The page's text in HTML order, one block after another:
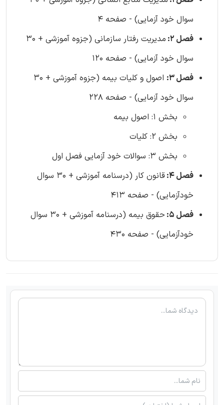
سوال خود آزمایی) - صفحه 4
فصل 2:
مدیریت رفتار سازمانی (جزوه آموزشی + 30
سوال خود آزمایی) - صفحه 120
فصل 3:
اصول و کلیات بیمه (جزوه آموزشی + 30
سوال خود آزمایی) - صفحه 228
بخش 1: اصول بیمه
بخش 2: کلیات
بخش 3: سوالات خود آزمایی فصل اول
فصل 4:
قانون کار (درسنامه آموزشی + 30 سوال
خودآزمایی) - صفحه 413
فصل 5:
حقوق بیمه (درسنامه آموزشی + 30 سوال
خودآزمایی) - صفحه 430